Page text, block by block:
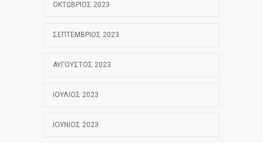
ΟΚΤΏΒΡΙΟΣ 2023
ΣΕΠΤΈΜΒΡΙΟΣ 2023
ΑΎΓΟΥΣΤΟΣ 2023
ΙΟΎΛΙΟΣ 2023
ΙΟΎΝΙΟΣ 2023